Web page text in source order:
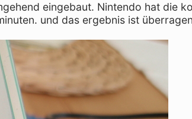
eingebaut. Nintendo hat die
und das ergebnis ist